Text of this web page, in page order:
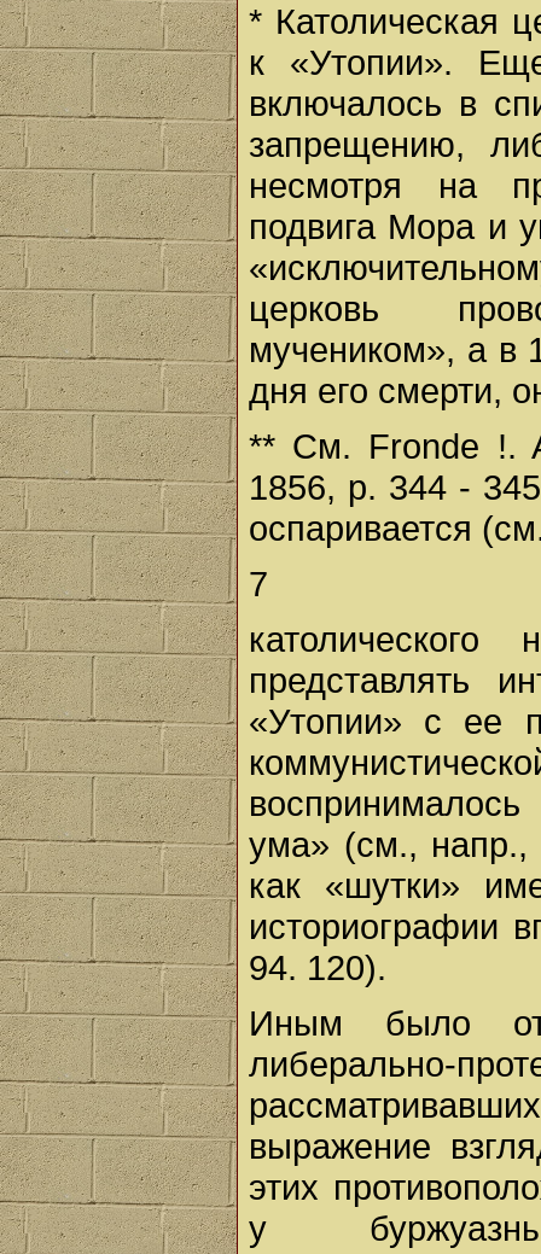
* Католическая
к «Утопии».
включалось в
запрещению,
несмотря на
подвига Мора и
церковь
мучеником», а в
дня его смерти,
** См. Fronde !.
1856, p. 344 -
оспаривается
7
представлять
«Утопии» с ее
ума» (см., напр.,
как «шутки»
историографии
94. 120).
Иным было
либерально-
выражение
этих
у